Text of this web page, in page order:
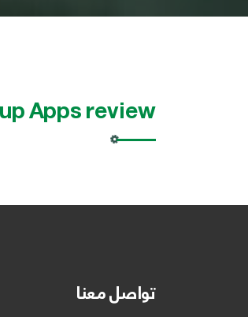
Apps review
تواصل معنا